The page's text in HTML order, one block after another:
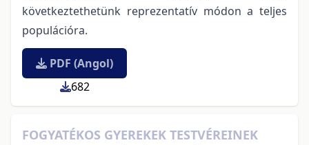
következtethetünk reprezentatív módon a teljes
populációra.
PDF (Angol)
682
FOGYATÉKOS GYEREKEK TESTVÉREINEK